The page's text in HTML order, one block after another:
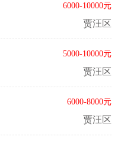
6000-10000元
贾汪区
5000-10000元
贾汪区
6000-8000元
贾汪区